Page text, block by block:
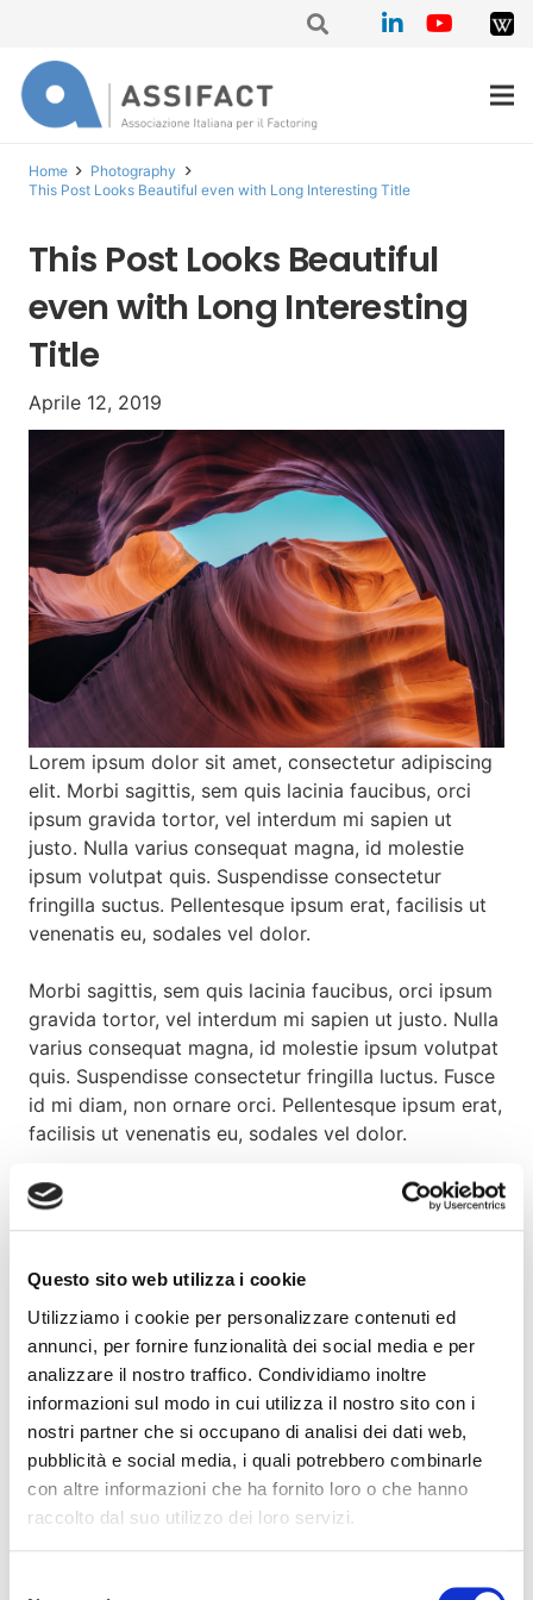
Questo sito web utilizza i cookie
Utilizziamo i cookie per personalizzare contenuti ed
annunci, per fornire funzionalità dei social media e per
analizzare il nostro traffico. Condividiamo inoltre
informazioni sul modo in cui utilizza il nostro sito con i
nostri partner che si occupano di analisi dei dati web,
pubblicità e social media, i quali potrebbero combinarle
con altre informazioni che ha fornito loro o che hanno
raccolto dal suo utilizzo dei loro servizi.
Home
Photography
This Post Looks Beautiful even with Long Interesting Title
This Post Looks Beautiful
even with Long Interesting
Title
Aprile 12, 2019
Lorem ipsum dolor sit amet, consectetur adipiscing
elit. Morbi sagittis, sem quis lacinia faucibus, orci
ipsum gravida tortor, vel interdum mi sapien ut
justo. Nulla varius consequat magna, id molestie
ipsum volutpat quis. Suspendisse consectetur
fringilla suctus. Pellentesque ipsum erat, facilisis ut
venenatis eu, sodales vel dolor.
Morbi sagittis, sem quis lacinia faucibus, orci ipsum
gravida tortor, vel interdum mi sapien ut justo. Nulla
varius consequat magna, id molestie ipsum volutpat
quis. Suspendisse consectetur fringilla luctus. Fusce
id mi diam, non ornare orci. Pellentesque ipsum erat,
facilisis ut venenatis eu, sodales vel dolor.
This is a unorder list. Lorem ipsum dolor sit
gravida tortor, vel interdum mi sapien ut justo.
Nulla varius consequat magna, id molestie
ipsum volutpat quis. Suspendisse consectetur
fringilla luctus.
Fusce id mi diam, non ornare orci. Pellentesque
ipsum erat, facilisis ut venenatis eu, sodales vel
dolor.
Lorem ipsum dolor sit amet, consectetur adipiscing